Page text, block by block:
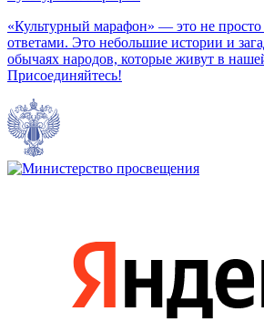
«Культурный марафон» — это не просто
ответами. Это небольшие истории и
обычаях народов, которые живут в
Присоединяйтесь!